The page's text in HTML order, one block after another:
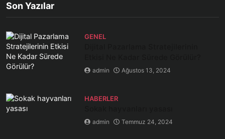
Son Yazılar
GENEL
admin Ağustos 13, 2024
HABERLER
admin Temmuz 24, 2024